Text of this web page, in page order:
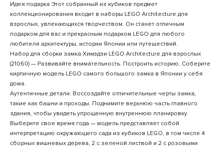
Идея подарка Этот собранный из кубиков предмет
коллекционирования входит в наборы LEGO Architecture для
взрослых, увлекающихся творчеством. Он станет отличным
подарком для вас и прекрасным подарком LEGO для любого
любителя архитектуры, истории Японии или путешествий.
Набор для сборки замка Химэдзи LEGO Architecture для взрослых
(21060) — Развивайте внимательность. Построить историю. Соберите
кирпичную модель LEGO самого большого замка в Японии у себя
дома.
Аутентичные детали. Воссоздайте отличительные черты замка,
такие как башни и проходы. Поднимите верхнюю часть главного
здания, чтобы увидеть упрощенную внутреннюю планировку.
Выберите свое время года — модель представляет собой
интерпретацию окружающего сада из кубиков LEGO, в том числе 4
сборных вишневых дерева, 2 с зеленой листвой и 2 с розовыми